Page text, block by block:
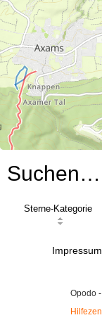
Suchen…
Sterne-Kategorie
Impressum